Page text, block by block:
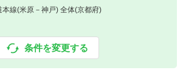
本線(米原－神戸) 全体(京都府)
条件を変更する